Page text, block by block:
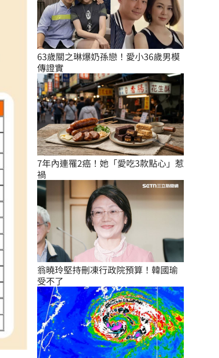
63歲關之琳爆奶孫戀！愛小36歲男模
傳證實
7年內連罹2癌！她「愛吃3款點心」惹
禍
翁曉玲堅持刪凍行政院預算！韓國瑜
受不了